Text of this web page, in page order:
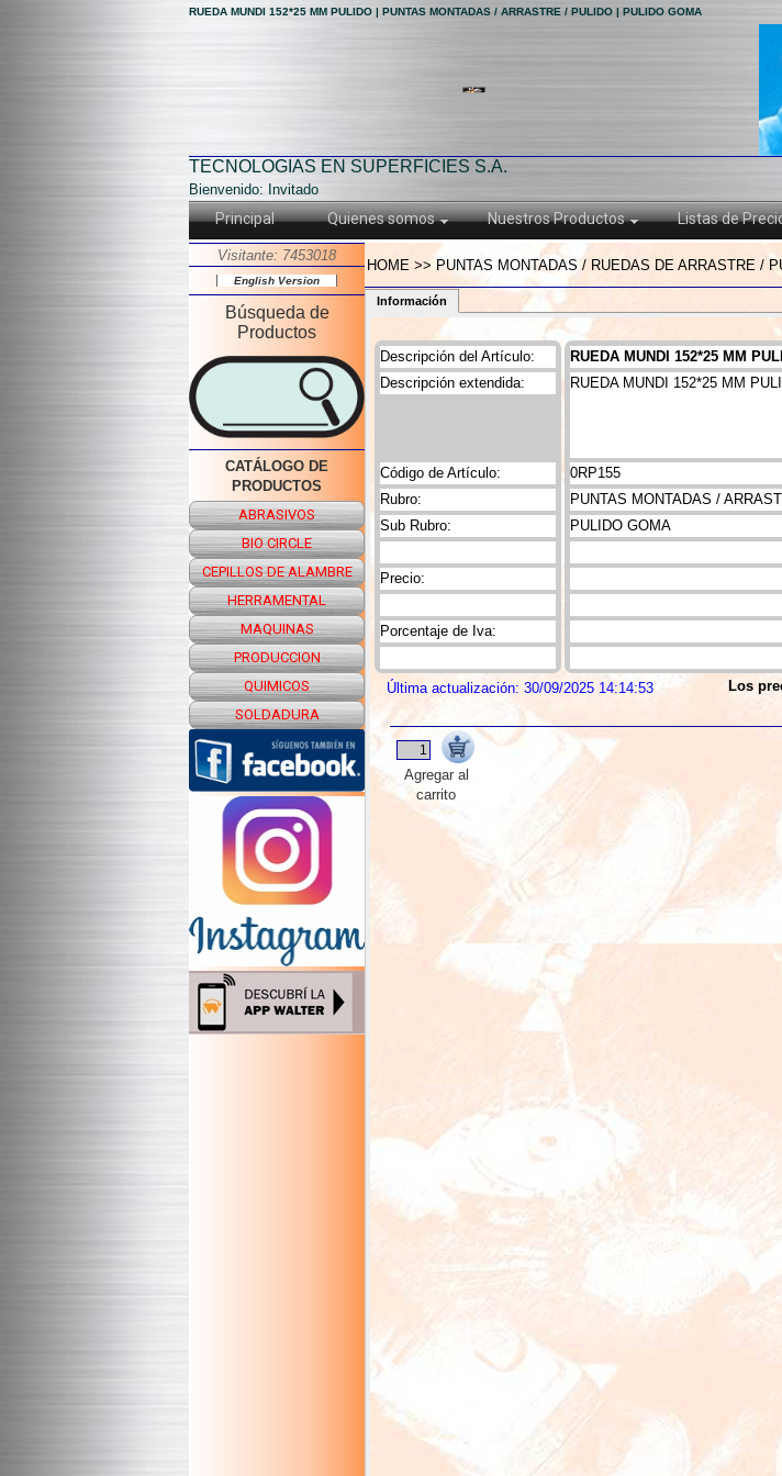
RUEDA MUNDI 152*25 MM PULIDO | PUNTAS MONTADAS / ARRASTRE / PULIDO | PULIDO GOMA
TECNOLOGIAS EN SUPERFICIES S.A.
Bienvenido: Invitado
Principal Quienes somos Nuestros Productos Listas de
Visitante: 7453018
English Version
Búsqueda de
Productos
CATÁLOGO DE
PRODUCTOS
ABRASIVOS
BIO CIRCLE
CEPILLOS DE ALAMBRE
HERRAMENTAL
MAQUINAS
PRODUCCION
QUIMICOS
SOLDADURA
HOME >> PUNTAS MONTADAS / RUEDAS DE ARRASTRE /
Información
Descripción del Artículo:
Código de Artículo:
Rubro:
Sub Rubro:
Precio:
Descripción extendida:
Porcentaje de Iva:
RUEDA MUNDI 152*25 MM
0RP155
PUNTAS MONTADAS /
PULIDO GOMA
RUEDA MUNDI 152*25 MM
Los
Última actualización: 30/09/2025 14:14:53
Agregar al
carrito